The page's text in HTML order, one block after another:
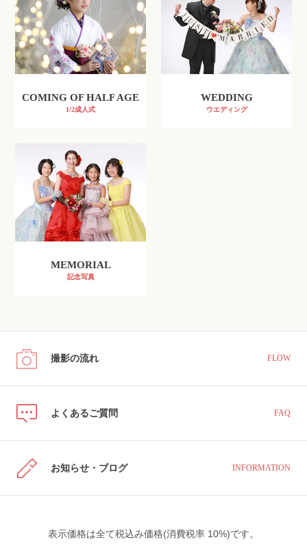
1/2成人式
COMING OF HALF AGE
ウエディング
WEDDING
記念写真
MEMORIAL
撮影の流れ FLOW
よくあるご質問 FAQ
お知らせ・ブログ INFORMATION
表示価格は全て税込み価格(消費税率 10%)です。